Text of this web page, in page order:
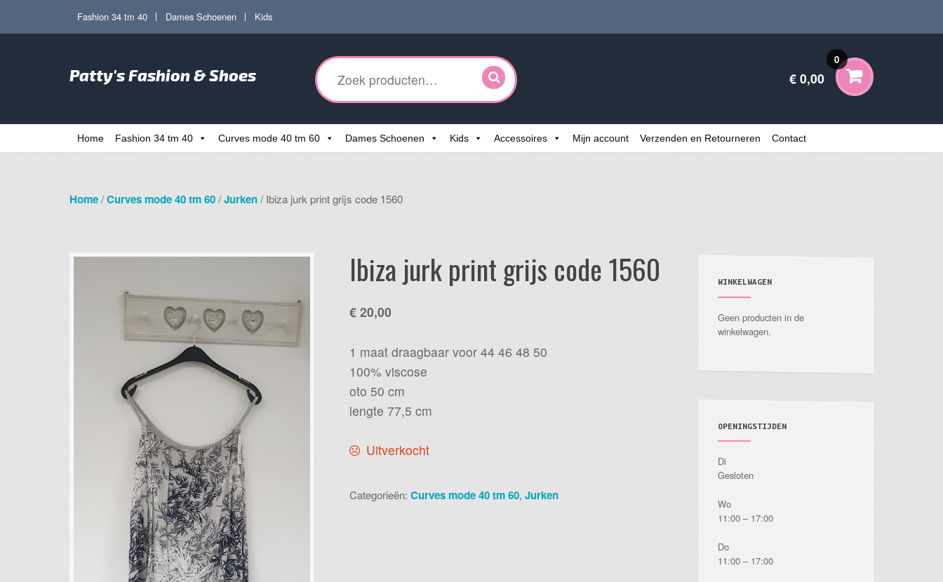
Ga
navigatie
Ga
de
inhoud
Fashion 34 tm 40 Dames Schoenen Kids
Patty's Fashion & Shoes
Zoeken
naar:
€ 0,00
0
Home Fashion 34 tm 40 Curves mode 40 tm 60 Dames Schoenen Kids Accessoires Mijn account Verzenden en Retourneren Contact
Home/Curves mode 40 tm 60/Jurken/ Ibiza jurk print grijs code 1560
Ibiza jurk print grijs code 1560
€20,00
1 maat draagbaar voor 44 46 48 50
100% viscose
oto 50 cm
lengte 77,5 cm
Uitverkocht
Categorieën: Curves mode 40 tm 60, Jurken
WINKELWAGEN
Geen producten in de
winkelwagen.
OPENINGSTIJDEN
Di
Gesloten
Wo
11:00 – 17:00
Do
11:00 – 17:00